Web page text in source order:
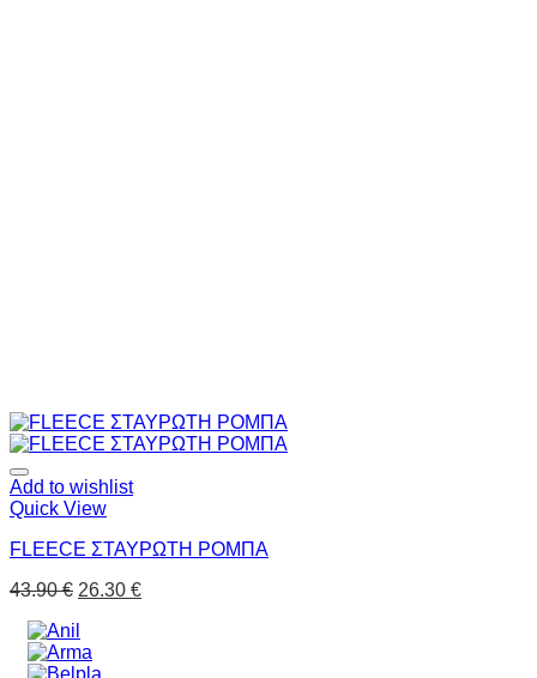
Add to wishlist
Quick View
FLEECE ΣΤΑΥΡΩΤΗ ΡΟΜΠΑ
43.90€ 26.30 €